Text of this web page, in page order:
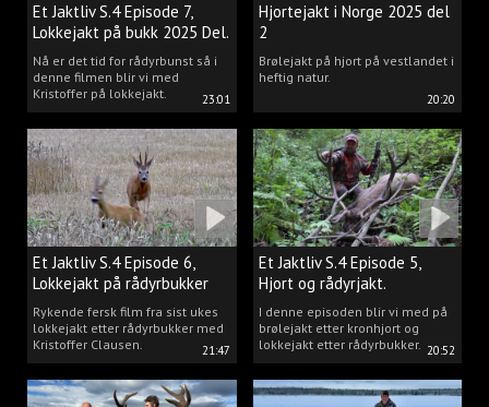
23:01
Et Jaktliv S.4 Episode 7,
Lokkejakt på bukk 2025 Del.
2
Nå er det tid for rådyrbunst så i
denne filmen blir vi med
Kristoffer på lokkejakt.
20:20
Hjortejakt i Norge 2025 del
2
Brølejakt på hjort på vestlandet i
heftig natur.
21:47
Et Jaktliv S.4 Episode 6,
Lokkejakt på rådyrbukker
2025 Del.1
Rykende fersk film fra sist ukes
lokkejakt etter rådyrbukker med
Kristoffer Clausen.
20:52
Et Jaktliv S.4 Episode 5,
Hjort og rådyrjakt.
I denne episoden blir vi med på
brølejakt etter kronhjort og
lokkejakt etter rådyrbukker.